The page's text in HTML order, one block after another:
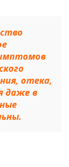
отека,
даже в